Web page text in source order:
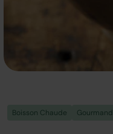
Boisson Chaude Gourmand